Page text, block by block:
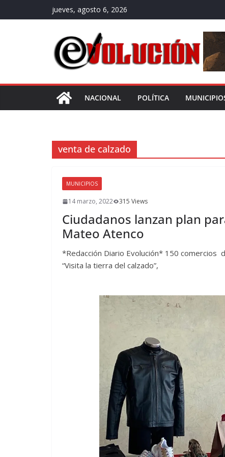
al
jueves, agosto 6, 2026
NACIONAL POLÍTICA
venta de calzado
MUNICIPIOS
14 marzo, 2022 315 Views
Ciudadanos lanzan plan
Mateo Atenco
*Redacción Diario Evolución* 150 comercios
“Visita la tierra del calzado”,